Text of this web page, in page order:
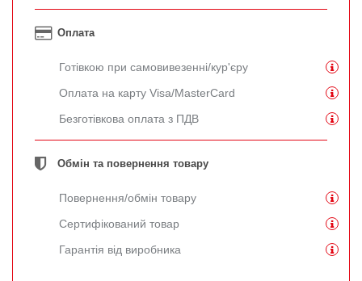
Оплата
Готівкою при самовивезенні/кур'єру
Оплата на карту Visa/MasterCard
Безготівкова оплата з ПДВ
Обмін та повернення товару
Повернення/обмін товару
Сертифікований товар
Гарантія від виробника